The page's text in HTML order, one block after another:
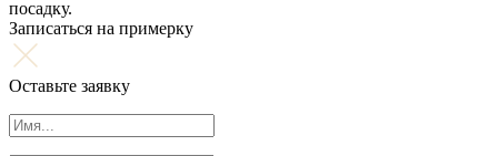
посадку.
Записаться на примерку
Оставьте заявку